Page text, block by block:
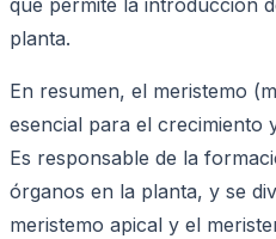
planta.
En resumen, el meristemo
esencial para el crecimiento
Es responsable de la
órganos en la planta, y se
meristemo apical y el